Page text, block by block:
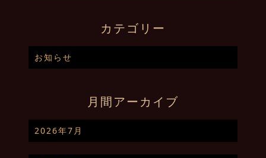
カテゴリー
お知らせ
月間アーカイブ
2026年7月